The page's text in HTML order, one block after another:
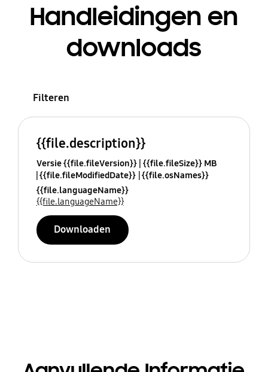
Handleidingen en
downloads
Filteren
{{file.description}}
Versie {{file.fileVersion}} {{file.fileSize}} MB
{{file.fileModifiedDate}} {{file.osNames}}
{{file.languageName}}
{{file.languageName}}
Downloaden